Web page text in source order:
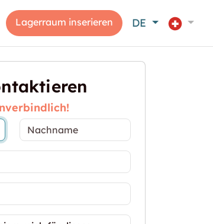
Lagerraum inserieren DE